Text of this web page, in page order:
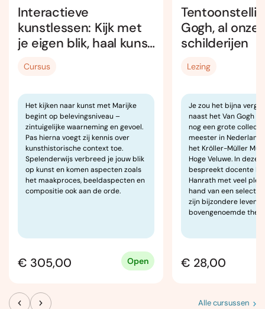
Interactieve
kunstlessen: Kijk met
je eigen blik, haal kunst
museumbezoek
Cursus
Het kijken naar kunst met Marijke
begint op belevingsniveau –
zintuigelijke waarneming en gevoel.
Pas hierna voegt zij kennis over
kunsthistorische context toe.
Spelenderwijs verbreed je jouw blik
op kunst en komen aspecten zoals
het maakproces, beeldaspecten en
compositie ook aan de orde.
€ 305,00 Open
Gogh, al onze
schilderijen
Lezing
Je zou het bijna
naast het Van Gogh
nog een grote
meester in
het Kröller-Müller
Hoge Veluwe. In deze
bespreekt docente
Hanrath met veel
hand van een selectie
zijn bijzondere
bovengenoemde
€ 28,00
Alle cursussen